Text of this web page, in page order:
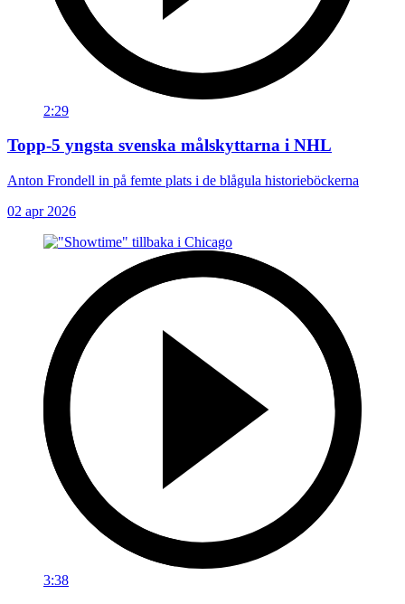
2:29
Topp-5 yngsta svenska målskyttarna i NHL
Anton Frondell in på femte plats i de blågula historieböckerna
02 apr 2026
3:38